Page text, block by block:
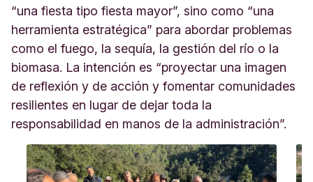
“una fiesta tipo fiesta mayor”, sino como “una
herramienta estratégica” para abordar problemas
como el fuego, la sequía, la gestión del río o la
biomasa. La intención es “proyectar una imagen
de reflexión y de acción y fomentar comunidades
resilientes en lugar de dejar toda la
responsabilidad en manos de la administración”.